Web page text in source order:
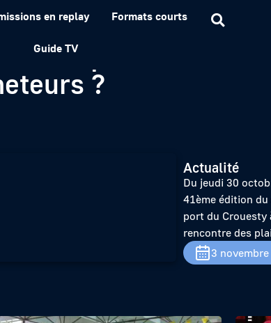
en replay Formats courts
Guide TV
nautique Le Mille
?
Actualité
Du jeudi 30
41ème édition
port du Crouesty
rencontre des
3